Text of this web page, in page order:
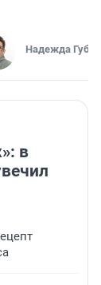
Надежда
в